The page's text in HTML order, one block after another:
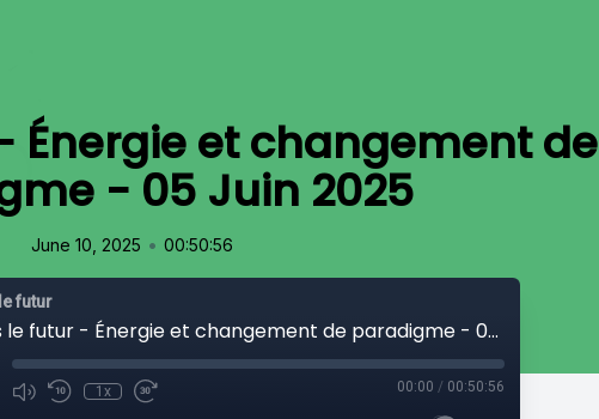
Énergie et changement de
- 05 Juin 2025
June 10, 2025 • 00:50:56
futur
À nous le futur - Énergie et changement de paradigme - 05 Juin 2025
1x 00:00 / 00:50:56